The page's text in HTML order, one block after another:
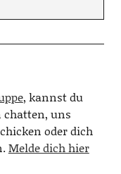
, kannst du
chatten, uns
oder dich
Melde dich hier